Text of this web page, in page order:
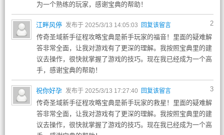
为一个熟练的玩家，感谢宝典的帮助！
2
江畔风停 发布于 2025/3/13 14:05:03 回复该留言
传奇圣域新手征程攻略宝典是新手玩家的福音！里面的疑难解
答非常全面，让我对游戏有了更深的理解。我按照宝典里的建
议去操作，很快就掌握了游戏的技巧。现在我已经成为一个高
手，感谢宝典的帮助！
3
祝你好孕 发布于 2025/3/13 17:27:40 回复该留言
传奇圣域新手征程攻略宝典是新手玩家的救星！里面的疑难解
答非常全面，让我对游戏有了更深的理解。我按照宝典里的建
议去操作，很快就掌握了游戏的技巧。现在我已经成为一个高